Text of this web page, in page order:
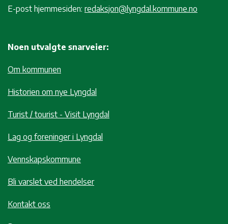
E-post hjemmesiden: redaksjon@lyngdal.kommune.no
Noen utvalgte snarveier:
Om kommunen
Historien om nye Lyngdal
Turist / tourist - Visit Lyngdal
Lag og foreninger i Lyngdal
Vennskapskommune
Bli varslet ved hendelser
Kontakt oss